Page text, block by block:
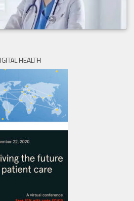
HEALTH